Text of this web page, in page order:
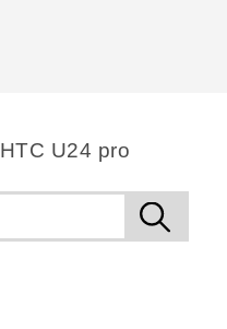
U24 pro